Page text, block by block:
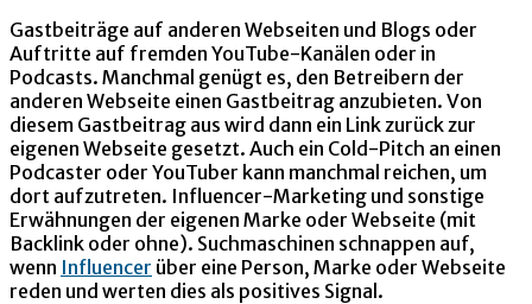
Gastbeiträge auf anderen Webseiten und Blogs oder
Auftritte auf fremden YouTube-Kanälen oder in
Podcasts. Manchmal genügt es, den Betreibern der
anderen Webseite einen Gastbeitrag anzubieten. Von
diesem Gastbeitrag aus wird dann ein Link zurück zur
eigenen Webseite gesetzt. Auch ein Cold-Pitch an einen
Podcaster oder YouTuber kann manchmal reichen, um
dort aufzutreten. Influencer-Marketing und sonstige
Erwähnungen der eigenen Marke oder Webseite (mit
Backlink oder ohne). Suchmaschinen schnappen auf,
wenn Influencer über eine Person, Marke oder Webseite
reden und werten dies als positives Signal.